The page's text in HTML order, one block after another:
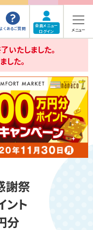
よくあるご質問
会員メニュー
ログイン
メニュー
いたしました。
した。
謝祭
ント
分